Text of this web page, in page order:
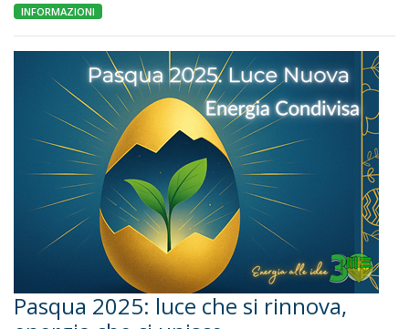
INFORMAZIONI
Pasqua 2025: luce che si rinnova,